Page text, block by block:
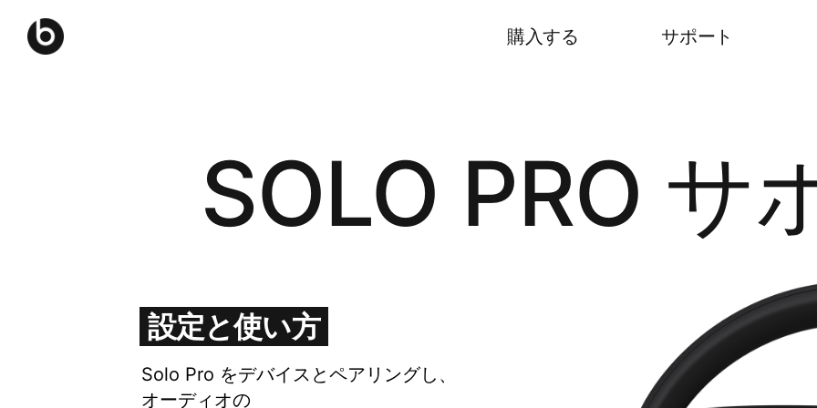
購入する サポート
SOLO PRO サ
設定と​​使い方
Solo Pro を​​デバイスと​​ペアリングし、​​
オーディオの​​